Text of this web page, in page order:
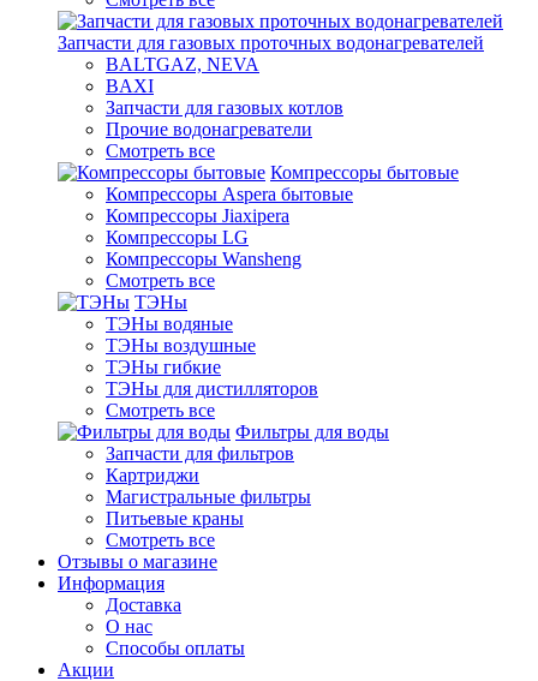
Запчасти для газовых проточных водонагревателей
BALTGAZ, NEVA
BAXI
Запчасти для газовых котлов
Прочие водонагреватели
Смотреть все
Компрессоры бытовые
Компрессоры Aspera бытовые
Компрессоры Jiaxipera
Компрессоры LG
Компрессоры Wansheng
Смотреть все
ТЭНы
ТЭНы водяные
ТЭНы воздушные
ТЭНы гибкие
ТЭНы для дистилляторов
Смотреть все
Фильтры для воды
Запчасти для фильтров
Картриджи
Магистральные фильтры
Питьевые краны
Смотреть все
Отзывы о магазине
Информация
Доставка
О нас
Способы оплаты
Акции